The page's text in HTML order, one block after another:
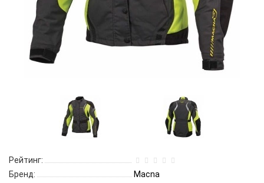
Рейтинг:
Бренд:
Macna